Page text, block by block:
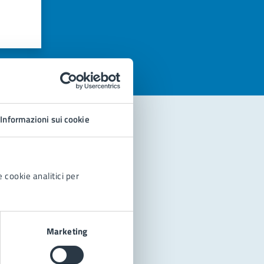
Informazioni sui cookie
cookie analitici per
Marketing